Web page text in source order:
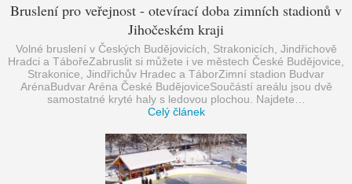
Bruslení pro veřejnost - otevírací doba zimních stadionů v
Jihočeském kraji
Volné bruslení v Českých Budějovicích, Strakonicích, Jindřichově
Hradci a TábořeZabruslit si můžete i ve městech České Budějovice,
Strakonice, Jindřichův Hradec a TáborZimní stadion Budvar
ArénaBudvar Aréna České BudějoviceSoučástí areálu jsou dvě
samostatné kryté haly s ledovou plochou. Najdete…
Celý článek